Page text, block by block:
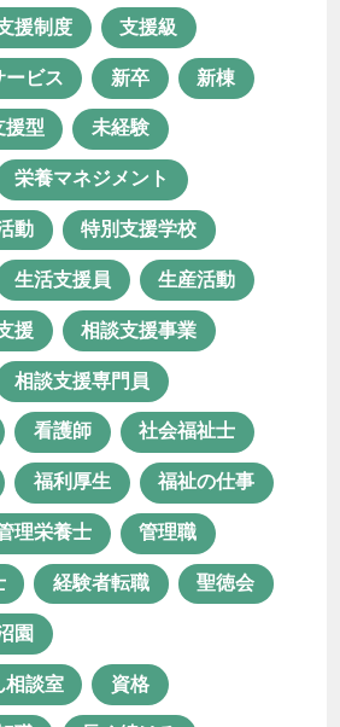
生産活動 療育
談支援事業
相談支援専門員
看護師 社会福祉士
福利厚生
福祉業界 管理栄養士
保健福祉士
聖徳会 行田園
園あんしん相談室
得 転職
障がい者支援
障害福祉サービス
ーム
障害者総合支援法
援制度 支援級
ビス 新卒 新棟
援型 未経験
栄養マネジメント
動 特別支援学校
生活支援員 生産活動
援 相談支援事業
相談支援専門員
看護師 社会福祉士
福利厚生 福祉の仕事
理栄養士 管理職
経験者転職 聖徳会
園
相談室 資格